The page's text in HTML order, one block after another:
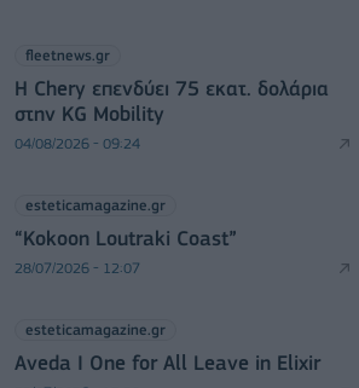
fleetnews.gr
Η Chery επενδύει 75 εκατ. δολάρια
στην KG Mobility
04/08/2026 - 09:24
esteticamagazine.gr
“Kokoon Loutraki Coast”
28/07/2026 - 12:07
esteticamagazine.gr
Aveda I One for All Leave in Elixir